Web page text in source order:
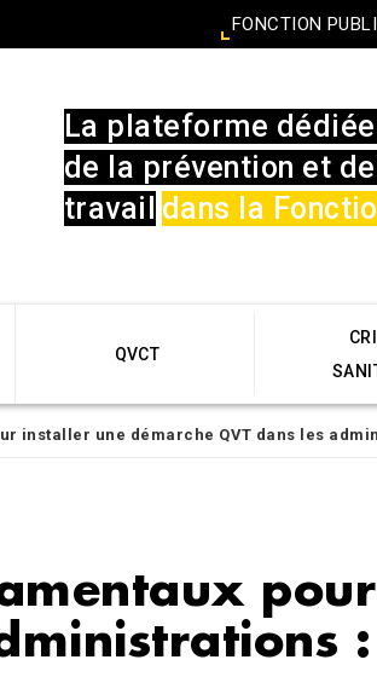
FONCTION
La plateforme
de la prévention et
travail dans la
QVCT
installer une démarche QVT dans les